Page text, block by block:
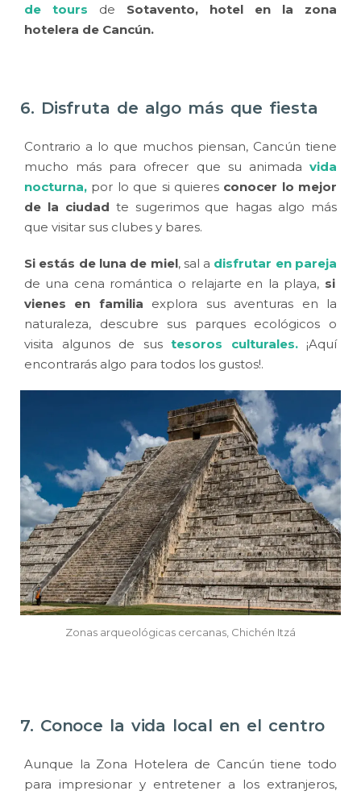
de tours de Sotavento, hotel en la zona
hotelera de Cancún.
6. Disfruta de algo más que fiesta
Contrario a lo que muchos piensan, Cancún tiene
mucho más para ofrecer que su animada vida
nocturna, por lo que si quieres conocer lo mejor
de la ciudad te sugerimos que hagas algo más
que visitar sus clubes y bares.
Si estás de luna de miel, sal a disfrutar en pareja
de una cena romántica o relajarte en la playa, si
vienes en familia explora sus aventuras en la
naturaleza, descubre sus parques ecológicos o
visita algunos de sus tesoros culturales.¡Aquí
encontrarás algo para todos los gustos!.
Zonas arqueológicas cercanas, Chichén Itzá
7. Conoce la vida local en el centro
Aunque la Zona Hotelera de Cancún tiene todo
para impresionar y entretener a los extranjeros,